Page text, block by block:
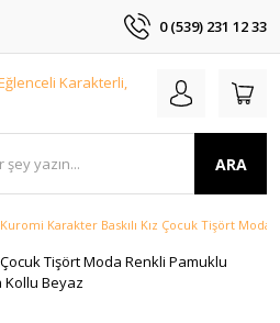
0 (539) 231 12 33
ARA
Kuromi Karakter Baskılı Kız Çocuk Tişört